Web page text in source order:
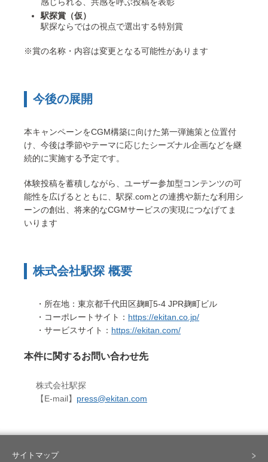
駅探賞（仮）
駅探ならではの視点で選出する特別賞
※賞の名称・内容は変更となる可能性があります
今後の展開
本キャンペーンをCGM構築に向けた第一弾施策と位置付
け、今後は季節やテーマに応じたシーズナル企画などを継
続的に実施する予定です。
体験投稿を蓄積しながら、ユーザー参加型コンテンツの可
能性を広げるとともに、駅探.comとの連携や新たな利用シ
ーンの創出、将来的なCGMサービスの実現につなげてま
いります
株式会社駅探 概要
・所在地：東京都千代田区麹町5-4 JPR麹町ビル
・コーポレートサイト： https://ekitan.co.jp/
・サービスサイト： https://ekitan.com/
本件に関するお問い合わせ先
株式会社駅探
【E-mail】 press@ekitan.com
サイトマップ